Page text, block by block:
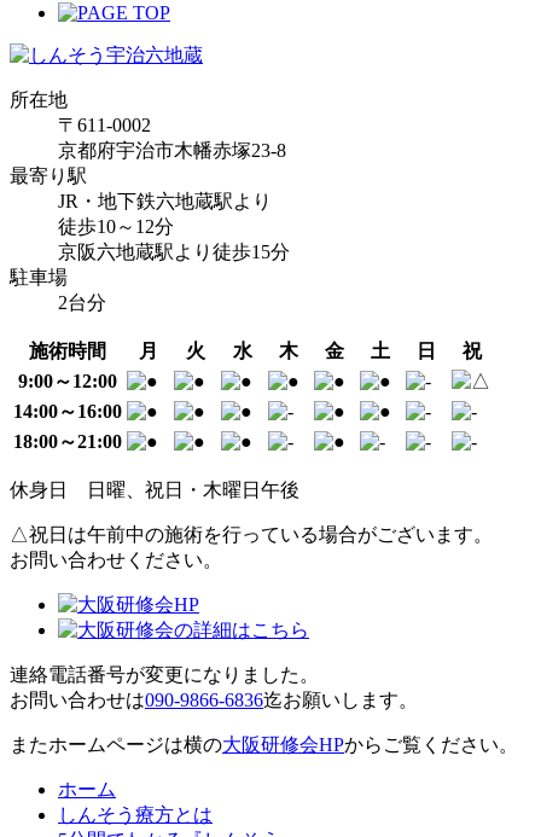
所在地
〒611-0002
京都府宇治市木幡赤塚23-8
最寄り駅
JR・地下鉄六地蔵駅より
徒歩10～12分
京阪六地蔵駅より徒歩15分
駐車場
2台分
施術時間 月 火 水 木 金 土 日
祝
9:00～12:00
14:00～16:00
18:00～21:00
休身日 日曜、祝日・木曜日午後
△祝日は午前中の施術を行っている場合がございます。
お問い合わせください。
連絡電話番号が変更になりました。
お問い合わせは090-9866-6836迄お願いします。
またホームページは横の大阪研修会HPからご覧ください。
ホーム
しんそう療方とは